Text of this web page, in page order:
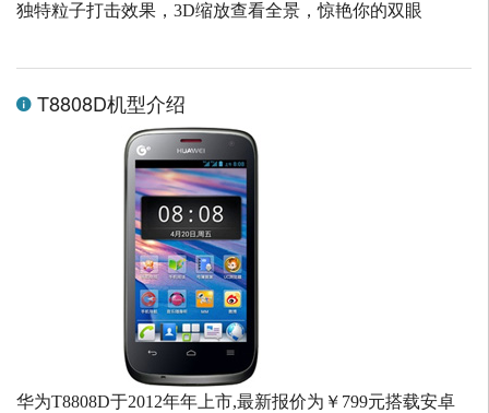
独特粒子打击效果， 3D缩放查看全景，惊艳你的双眼
T8808D机型介绍
华为T8808D于2012年年上市,最新报价为￥799元搭载安卓